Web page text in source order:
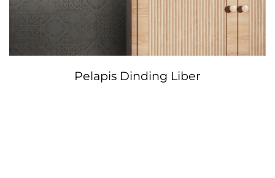
Pelapis Dinding Liber